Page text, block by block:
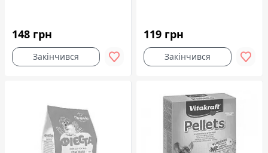
148 грн
Закінчився
119 грн
Закінчився